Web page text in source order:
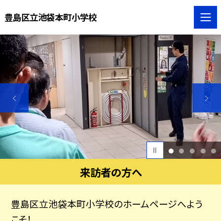
豊島区立池袋本町小学校
1 2 3 4 5
来訪者の方へ
豊島区立池袋本町小学校のホームページへよう